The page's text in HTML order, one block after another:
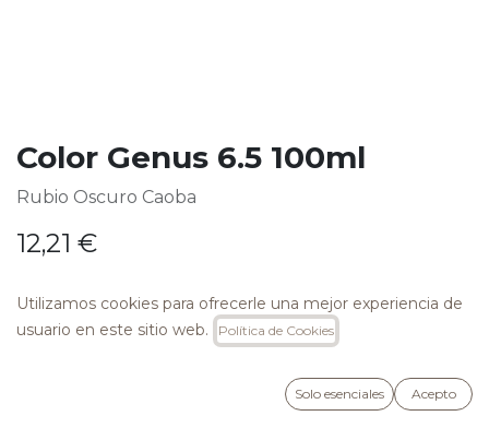
Color Genus 6.5 100ml
Rubio Oscuro Caoba
12,21 €
AÑADIR A LA CESTA
Utilizamos cookies para ofrecerle una mejor experiencia de
usuario en este sitio web.
Política de Cookies
Solo esenciales Acepto